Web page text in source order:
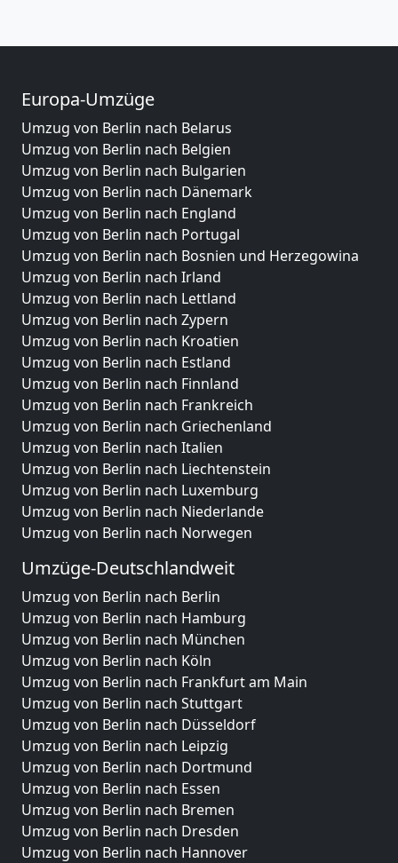
Europa-Umzüge
Umzug von Berlin nach Belarus
Umzug von Berlin nach Belgien
Umzug von Berlin nach Bulgarien
Umzug von Berlin nach Dänemark
Umzug von Berlin nach England
Umzug von Berlin nach Portugal
Umzug von Berlin nach Bosnien und Herzegowina
Umzug von Berlin nach Irland
Umzug von Berlin nach Lettland
Umzug von Berlin nach Zypern
Umzug von Berlin nach Kroatien
Umzug von Berlin nach Estland
Umzug von Berlin nach Finnland
Umzug von Berlin nach Frankreich
Umzug von Berlin nach Griechenland
Umzug von Berlin nach Italien
Umzug von Berlin nach Liechtenstein
Umzug von Berlin nach Luxemburg
Umzug von Berlin nach Niederlande
Umzug von Berlin nach Norwegen
Umzüge-Deutschlandweit
Umzug von Berlin nach Berlin
Umzug von Berlin nach Hamburg
Umzug von Berlin nach München
Umzug von Berlin nach Köln
Umzug von Berlin nach Frankfurt am Main
Umzug von Berlin nach Stuttgart
Umzug von Berlin nach Düsseldorf
Umzug von Berlin nach Leipzig
Umzug von Berlin nach Dortmund
Umzug von Berlin nach Essen
Umzug von Berlin nach Bremen
Umzug von Berlin nach Dresden
Umzug von Berlin nach Hannover